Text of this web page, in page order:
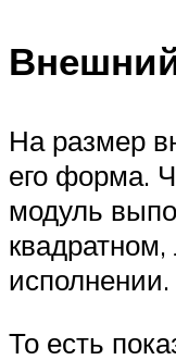
На размер
его форма.
модуль
исполнении.
То есть